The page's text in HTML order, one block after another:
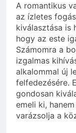
A romantikus
az ízletes
kiválasztása is
hogy az este
Számomra a
izgalmas
alkalommal új
felfedezésére.
gondosan
emeli ki,
varázsolja a